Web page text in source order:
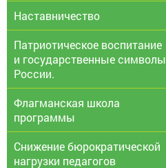
Наставничество
Патриотическое воспитание
и государственные символы
России.
Флагманская школа
программы
Снижение бюрократической
нагрузки педагогов